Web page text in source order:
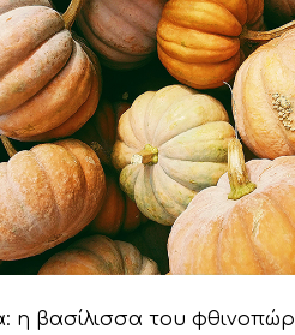
η βασίλισσα του